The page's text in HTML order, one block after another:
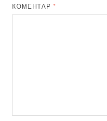
КОМЕНТАР *